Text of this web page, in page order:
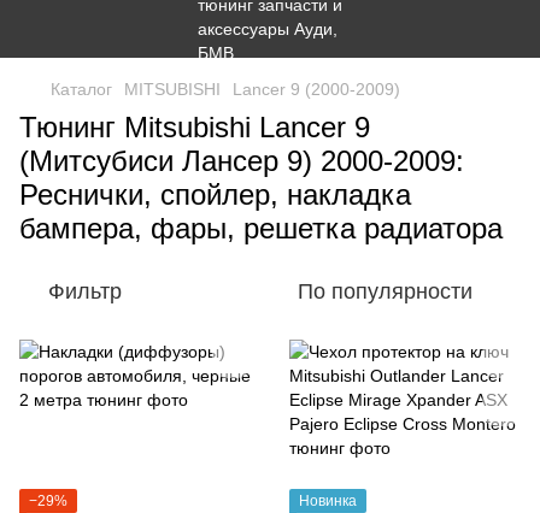
Каталог MITSUBISHI Lancer 9 (2000-2009)
Тюнинг Mitsubishi Lancer 9
(Митсубиси Лансер 9) 2000-2009:
Реснички, спойлер, накладка
бампера, фары, решетка радиатора
Фильтр По популярности
−29%
Новинка